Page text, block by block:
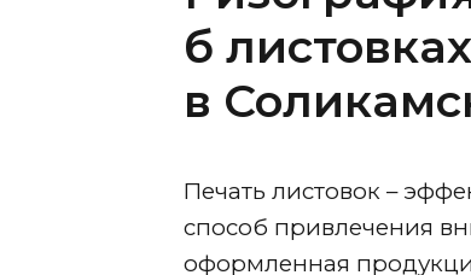
б
в
Печать листовок –
способ привлечения
оформленная